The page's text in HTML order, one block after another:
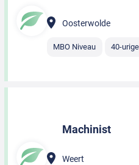
Oosterwolde
MBO Niveau 40-
Machinist
Weert